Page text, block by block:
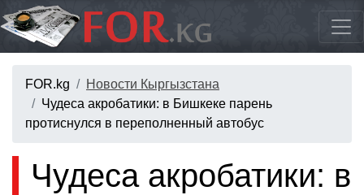
FOR.kg
Новости Кыргызстана
Чудеса акробатики: в Бишкеке парень
протиснулся в переполненный автобус
Чудеса акробатики: в